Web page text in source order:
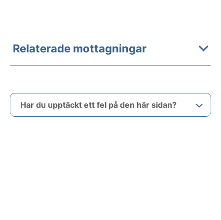
Relaterade mottagningar
Har du upptäckt ett fel på den här sidan?